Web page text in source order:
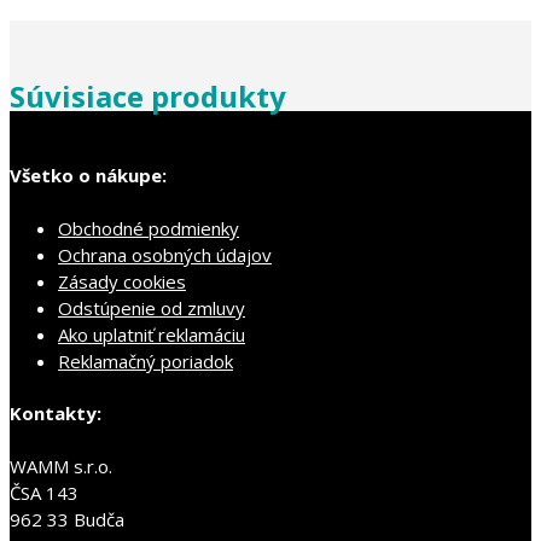
Súvisiace produkty
Všetko o nákupe:
Obchodné podmienky
Ochrana osobných údajov
Zásady cookies
Odstúpenie od zmluvy
Ako uplatniť reklamáciu
Reklamačný poriadok
Kontakty:
WAMM s.r.o.
ČSA 143
962 33 Budča